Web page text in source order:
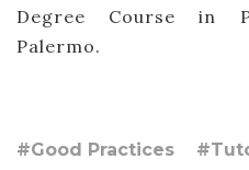
Degree Course in
Palermo.
#Good Practices